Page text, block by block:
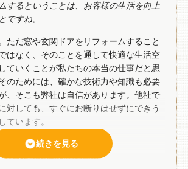
るということは、お客様の生活を向上
ですね。
ただ窓や玄関ドアをリフォームすること
はなく、そのことを通して快適な生活空
ていくことが私たちの本当の仕事だと思
のためには、確かな技術力や知識も必要
、そこも弊社は自信があります。他社で
対しても、すぐにお断りはせずにできう
ています。